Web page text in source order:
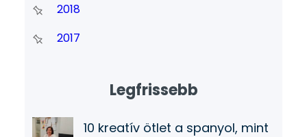
2018
2017
Legfrissebb
10 kreatív ötlet a spanyol, mint